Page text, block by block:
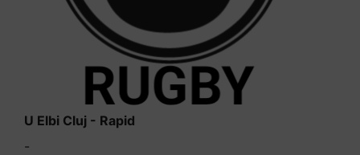
U Elbi Cluj - Rapid
-